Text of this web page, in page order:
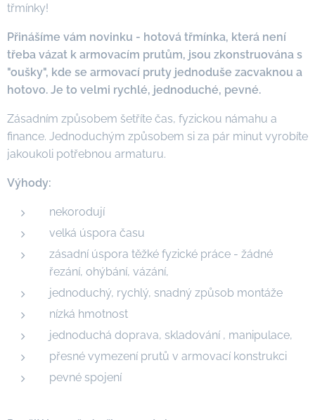
třmínky!
Přinášíme vám novinku - hotová třmínka, která není
třeba vázat k armovacím prutům, jsou zkonstruována s
"oušky", kde se armovací pruty jednoduše zacvaknou a
hotovo. Je to velmi rychlé, jednoduché, pevné.
Zásadním způsobem šetříte čas, fyzickou námahu a
finance. Jednoduchým způsobem si za pár minut vyrobíte
jakoukoli potřebnou armaturu.
Výhody:
nekorodují
velká úspora času
zásadní úspora těžké fyzické práce - žádné
řezání, ohýbání, vázání,
jednoduchý, rychlý, snadný způsob montáže
nízká hmotnost
jednoduchá doprava, skladování , manipulace,
přesné vymezení prutů v armovací konstrukci
pevné spojení